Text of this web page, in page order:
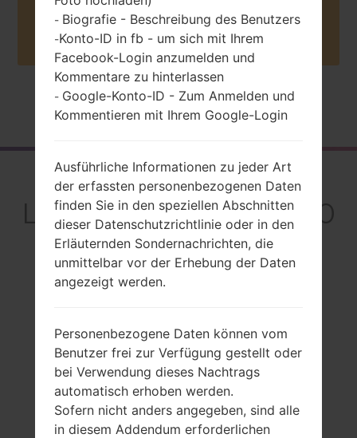
Buy accessories on Amazon
Startseite → → LG Others → LGKS360GO
Rückblick
LGKS360GO(LGKS360
GO)
Vergleiche
- Biografie - Beschreibung des Benutzers
-Konto-ID in fb - um sich mit Ihrem
Facebook-Login anzumelden und
Kommentare zu hinterlassen
- Google-Konto-ID - Zum Anmelden und
Kommentieren mit Ihrem Google-Login
Ausführliche Informationen zu jeder Art
der erfassten personenbezogenen Daten
finden Sie in den speziellen Abschnitten
dieser Datenschutzrichtlinie oder in den
Erläuternden Sondernachrichten, die
unmittelbar vor der Erhebung der Daten
angezeigt werden.
Personenbezogene Daten können vom
Benutzer frei zur Verfügung gestellt oder
bei Verwendung dieses Nachtrags
automatisch erhoben werden.
Sofern nicht anders angegeben, sind alle
in diesem Addendum erforderlichen